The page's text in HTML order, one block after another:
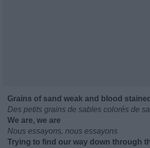
Grains of sand weak and blood stained
Des petits grains de sables colorés de
We are, we are
Nous essayons, nous essayons
Trying to find our way down through